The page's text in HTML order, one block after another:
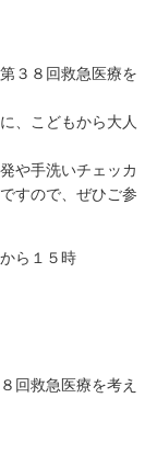
３８回救急医療を
、こどもから大人
や手洗いチェッカ
すので、ぜひご参
ら１５時
回救急医療を考え